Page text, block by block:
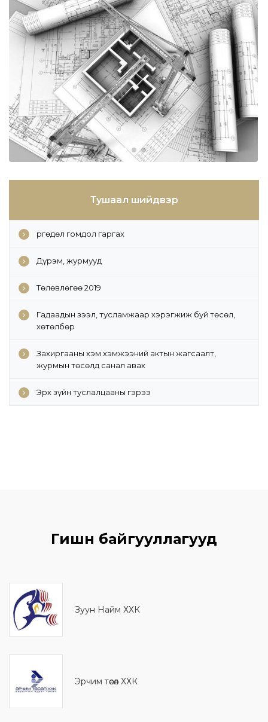
Тушаал шийдвэр
Өргөдөл гомдол гаргах
Дүрэм, журмууд
Төлөвлөгөө 2019
Гадаадын зээл, тусламжаар хэрэгжиж буй төсөл,
хөтөлбөр
Захиргааны хэм хэмжээний актын жагсаалт,
журмын төсөлд санал авах
Эрх зүйн туслалцааны гэрээ
Гишүүн байгууллагууд
Зуун Найм ХХК
Эрчим төсөл ХХК